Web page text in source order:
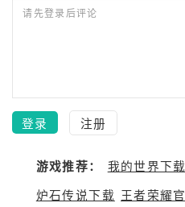
请先登录后评论
登录 注册
游戏推荐： 我的世界下载
炉石传说下载 王者荣耀